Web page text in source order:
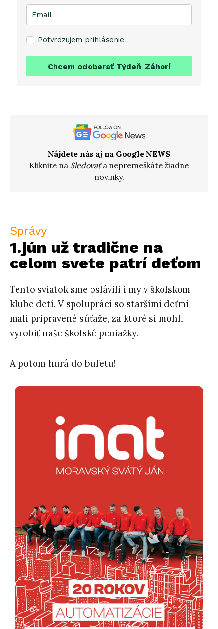
Potvrdzujem prihlásenie
Chcem odoberať Týdeň_Záhorí
Nájdete nás aj na Google NEWS
Kliknite na Sledovaťa nepremeškáte žiadne
novinky.
Správy
1.jún už tradične na
celom svete patrí deťom
Tento sviatok sme oslávili i my v školskom
klube detí. V spolupráci so staršími deťmi
mali pripravené súťaže, za ktoré si mohli
vyrobiť naše školské peniažky.
A potom hurá do bufetu!